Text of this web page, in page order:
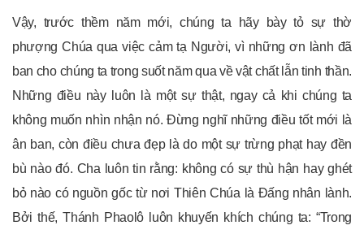
Vậy, trước thềm năm mới, chúng ta hãy bày tỏ sự thờ
phượng Chúa qua việc cảm tạ Người, vì những ơn lành đã
ban cho chúng ta trong suốt năm qua về vật chất lẫn tinh thần.
Những điều này luôn là một sự thật, ngay cả khi chúng ta
không muốn nhìn nhận nó. Đừng nghĩ những điều tốt mới là
ân ban, còn điều chưa đẹp là do một sự trừng phạt hay đền
bù nào đó. Cha luôn tin rằng: không có sự thù hận hay ghét
bỏ nào có nguồn gốc từ nơi Thiên Chúa là Đấng nhân lành.
Bởi thế, Thánh Phaolô luôn khuyến khích chúng ta: “Trong